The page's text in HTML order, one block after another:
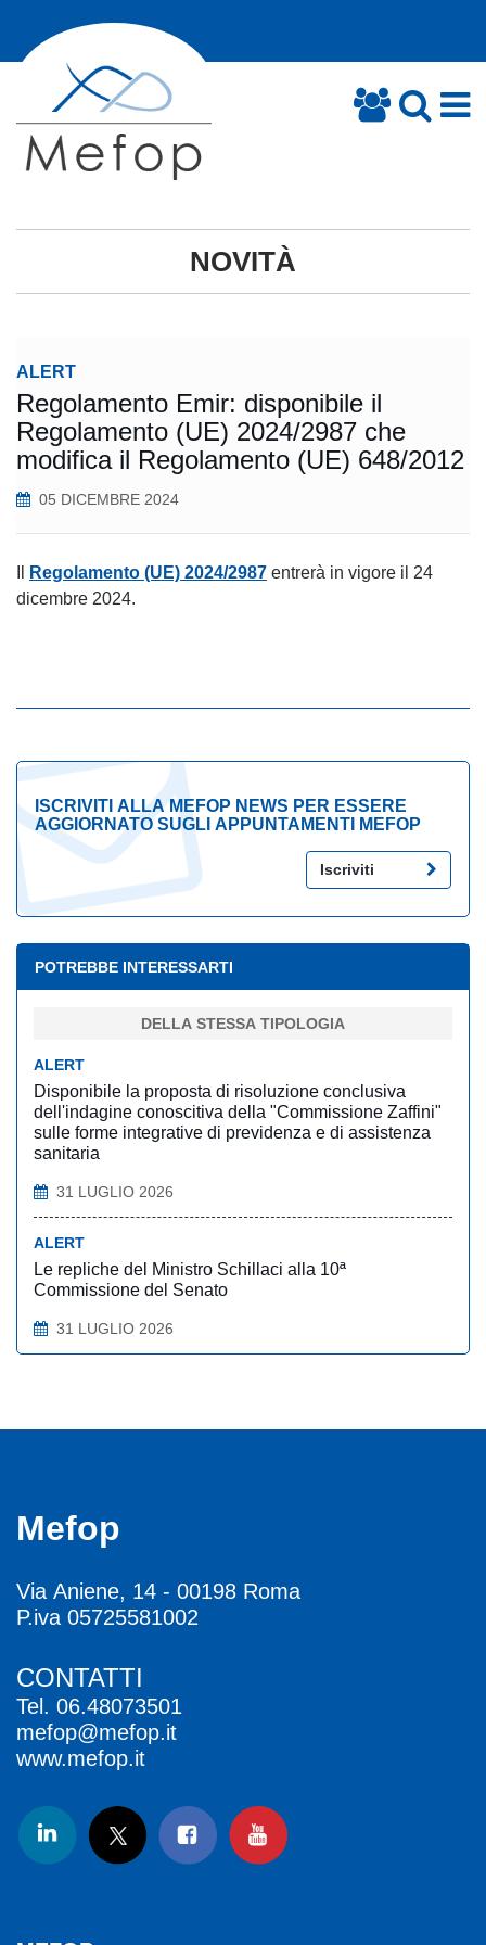
NOVITÀ
ALERT
Regolamento Emir: disponibile il
Regolamento (UE) 2024/2987 che
modifica il Regolamento (UE) 648/2012
05 DICEMBRE 2024
Regolamento (UE) 2024/2987 entrerà in vigore il 24
dicembre 2024.
ISCRIVITI ALLA MEFOP NEWS PER ESSERE
AGGIORNATO SUGLI APPUNTAMENTI MEFOP
Iscriviti
POTREBBE INTERESSARTI
DELLA STESSA TIPOLOGIA
ALERT
Disponibile la proposta di risoluzione conclusiva
dell'indagine conoscitiva della "Commissione Zaffini"
sulle forme integrative di previdenza e di assistenza
sanitaria
31 LUGLIO 2026
ALERT
Le repliche del Ministro Schillaci alla 10ª
Commissione del Senato
31 LUGLIO 2026
Mefop
Via Aniene, 14 - 00198 Roma
P.iva 05725581002
CONTATTI
Tel. 06.48073501
mefop@mefop.it
www.mefop.it